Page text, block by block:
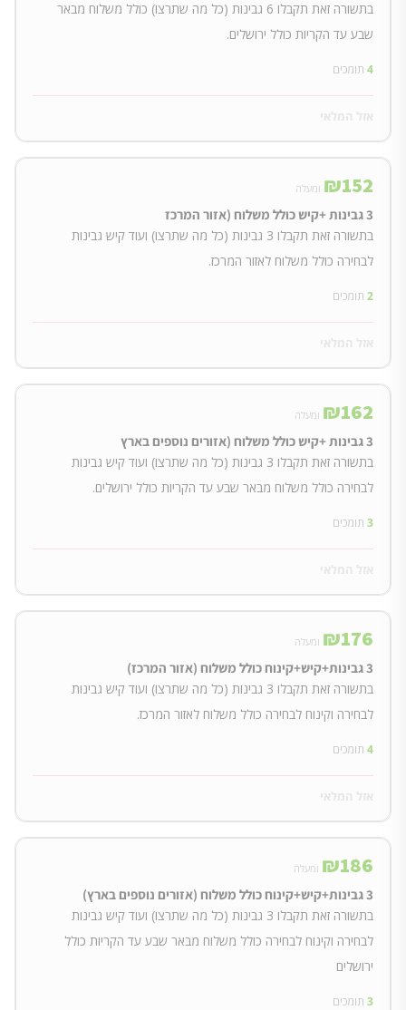
בתשורה זאת תקבלו 6 גבינות (כל מה שתרצו) כולל משלוח מבאר
שבע עד הקריות כולל ירושלים.
4 תומכים
₪152 ומעלה
3 גבינות +קיש כולל משלוח (אזור המרכז
בתשורה זאת תקבלו 3 גבינות (כל מה שתרצו) ועוד קיש גבינות
לבחירה כולל משלוח לאזור המרכז.
2 תומכים
₪162 ומעלה
3 גבינות +קיש כולל משלוח (אזורים נוספים בארץ
בתשורה זאת תקבלו 3 גבינות (כל מה שתרצו) ועוד קיש גבינות
לבחירה כולל משלוח מבאר שבע עד הקריות כולל ירושלים.
3 תומכים
₪176 ומעלה
3 גבינות+קיש+קינוח כולל משלוח (אזור המרכז)
בתשורה זאת תקבלו 3 גבינות (כל מה שתרצו) ועוד קיש גבינות
לבחירה וקינוח לבחירה כולל משלוח לאזור המרכז.
4 תומכים
₪186 ומעלה
3 גבינות+קיש+קינוח כולל משלוח (אזורים נוספים בארץ)
בתשורה זאת תקבלו 3 גבינות (כל מה שתרצו) ועוד קיש גבינות
לבחירה וקינוח לבחירה כולל משלוח מבאר שבע עד הקריות כולל
ירושלים
3 תומכים